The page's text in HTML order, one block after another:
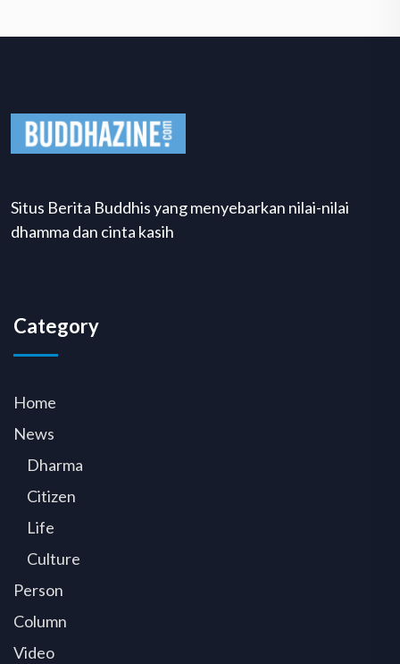
Situs Berita Buddhis yang menyebarkan nilai-nilai
dhamma dan cinta kasih
Category
Home
News
Dharma
Citizen
Life
Culture
Person
Column
Video